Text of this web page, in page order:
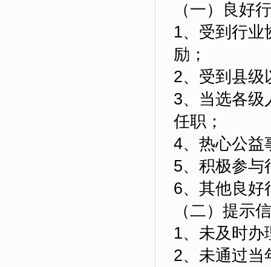
（一）良好
1、受到行业
励；
2、受到县级
3、当选各级
任职；
4、热心公益
5、积极参与
6、其他良好
（二）提示
1、未及时办
2、未通过当